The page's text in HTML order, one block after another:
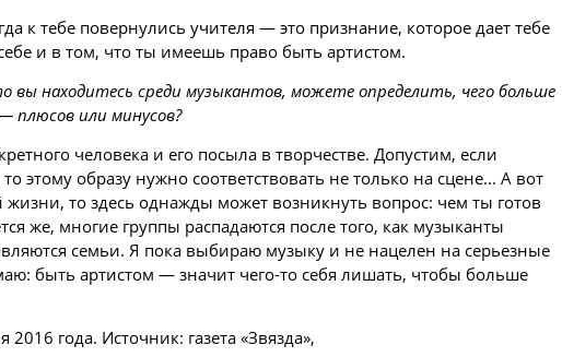
к тебе повернулись учителя — это признание, которое дает тебе
и в том, что ты имеешь право быть артистом.
вы находитесь среди музыкантов, можете определить, чего больше
плюсов или минусов?
человека и его посыла в творчестве. Допустим, если
этому образу нужно соответствовать не только на сцене... А вот
жизни, то здесь однажды может возникнуть вопрос: чем ты готов
же, многие группы распадаются после того, как музыканты
семьи. Я пока выбираю музыку и не нацелен на серьезные
быть артистом — значит чего-то себя лишать, чтобы больше
года. Источник: газета «Звязда»,